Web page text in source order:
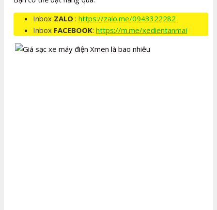
Inbox ZALO : https://zalo.me/0943322282
Inbox FACEBOOK: https://m.me/xedientanmai